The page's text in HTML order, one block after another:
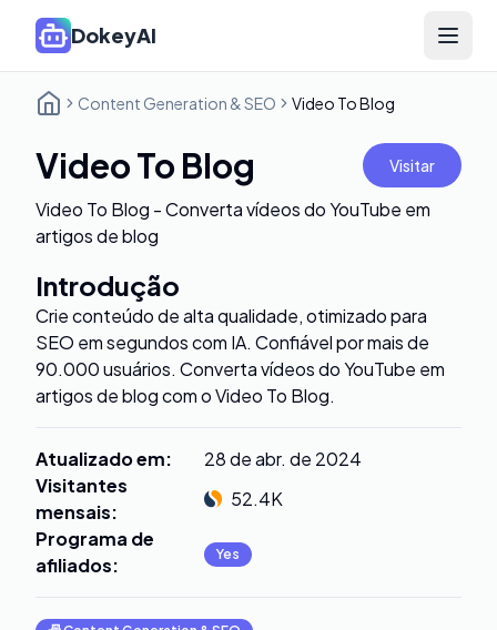
DokeyAI Open
Content Generation & SEO Video To Blog
Video To Blog Visitar
Video To Blog - Converta vídeos do YouTube em
artigos de blog
Introdução
Crie conteúdo de alta qualidade, otimizado para
SEO em segundos com IA. Confiável por mais de
90.000 usuários. Converta vídeos do YouTube em
artigos de blog com o Video To Blog.
Atualizado em:
28 de abr. de 2024
Visitantes
mensais:
52.4K
Programa de
afiliados: Yes